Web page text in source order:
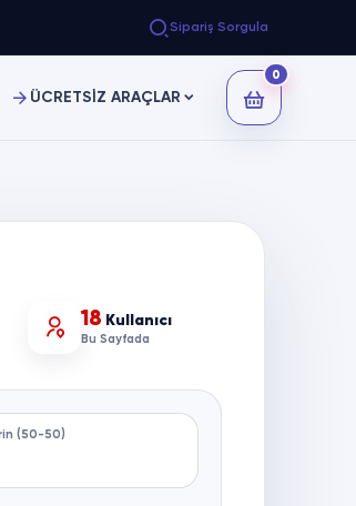
Sipariş Sorgula
ÜCRETSİZ ARAÇLAR
0
18 Kullanıcı
Bu Sayfada
(50-50)